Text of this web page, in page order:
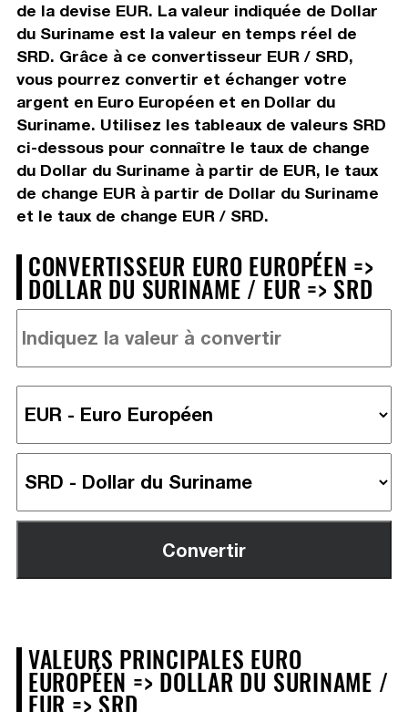
de la devise EUR. La valeur indiquée de Dollar
du Suriname est la valeur en temps réel de
SRD. Grâce à ce convertisseur EUR / SRD,
vous pourrez convertir et échanger votre
argent en Euro Européen et en Dollar du
Suriname. Utilisez les tableaux de valeurs SRD
ci-dessous pour connaître le taux de change
du Dollar du Suriname à partir de EUR, le taux
de change EUR à partir de Dollar du Suriname
et le taux de change EUR / SRD.
CONVERTISSEUR EURO EUROPÉEN =>
DOLLAR DU SURINAME / EUR => SRD
VALEURS PRINCIPALES EURO
EUROPÉEN => DOLLAR DU SURINAME /
EUR => SRD